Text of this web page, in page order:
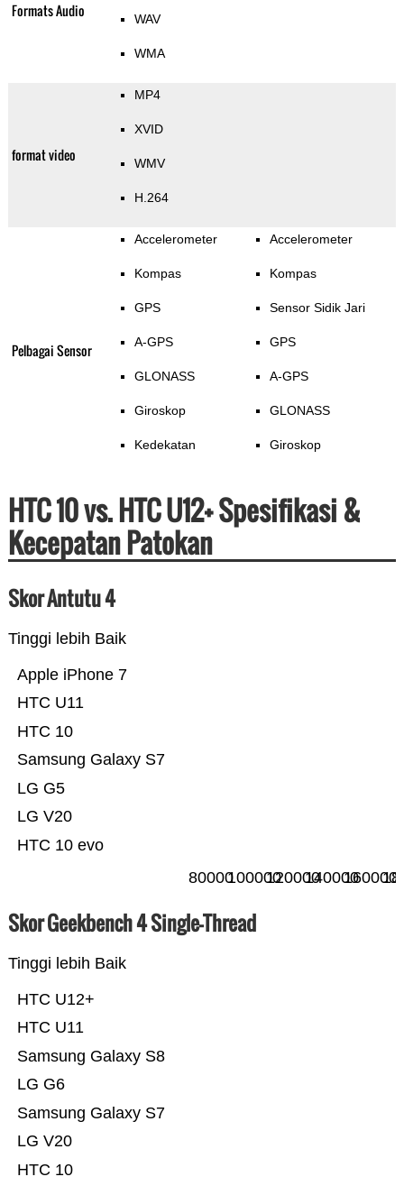
Formats Audio WAV
WMA
format video
MP4
XVID
WMV
H.264
Pelbagai Sensor
Accelerometer
Kompas
GPS
A-GPS
GLONASS
Giroskop
Kedekatan
Accelerometer
Kompas
Sensor Sidik Jari
GPS
A-GPS
GLONASS
Giroskop
HTC 10 vs. HTC U12+ Spesifikasi &
Kecepatan Patokan
Skor Antutu 4
Tinggi lebih Baik
HTC 10 evo
LG V20
LG G5
Samsung Galaxy S7
HTC 10
HTC U11
Apple iPhone 7
80000100000120000140000160000
Skor Geekbench 4 Single-Thread
Tinggi lebih Baik
HTC 10
LG V20
Samsung Galaxy S7
LG G6
Samsung Galaxy S8
HTC U11
HTC U12+